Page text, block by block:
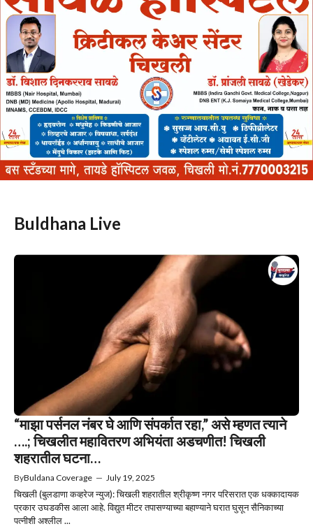
Buldhana Live
“माझा पर्सनल नंबर घे आणि संपर्कात रहा,” असे म्हणत त्याने
….; चिखलीत महावितरण अभियंता अडचणीत! चिखली
शहरातील घटना…
ByBuldana Coverage — July 19, 2025
चिखली (बुलडाणा कव्हरेज न्युज): चिखली शहरातील श्रीकृष्ण नगर परिसरात एक धक्कादायक
प्रकार उघडकीस आला आहे. विद्युत मीटर तपासण्याच्या बहाण्याने घरात घुसून सैनिकाच्या
पत्नीशी अश्लील ...